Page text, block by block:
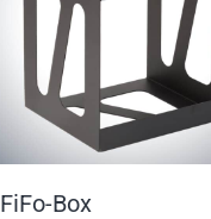
FiFo-Box